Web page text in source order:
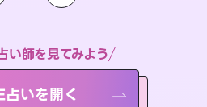
い師を見てみよう
いを開く